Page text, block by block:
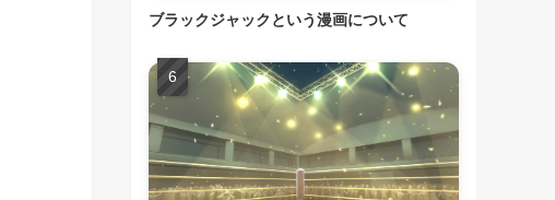
ブラックジャックという漫画について